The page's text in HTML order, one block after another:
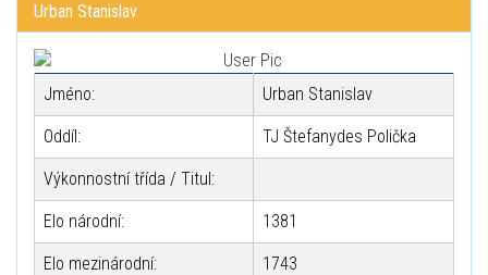
Urban Stanislav
Jméno: Urban Stanislav
Oddíl: TJ Štefanydes Polička
Výkonnostní třída / Titul:
Elo národní: 1381
Elo mezinárodní: 1743